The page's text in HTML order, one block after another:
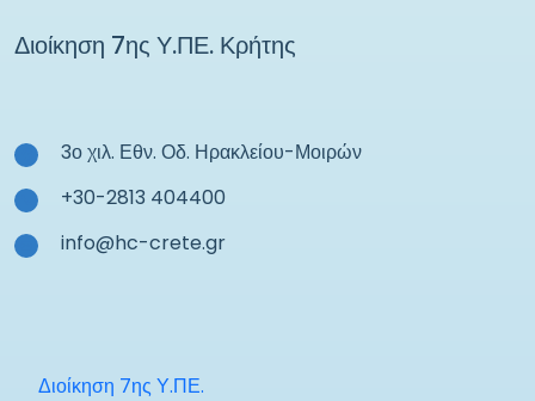
Διοίκηση 7ης Υ.ΠΕ. Κρήτης
3ο χιλ. Εθν. Οδ. Ηρακλείου-Μοιρών
+30-2813 404400
info@hc-crete.gr
Διοίκηση 7ης Υ.ΠΕ.